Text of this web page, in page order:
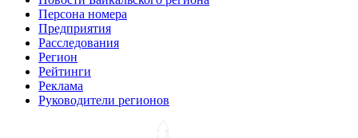
Персона номера
Предприятия
Расследования
Регион
Рейтинги
Реклама
Руководители регионов